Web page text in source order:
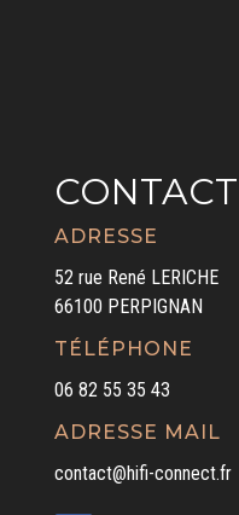
CONTACT
ADRESSE
52 rue René LERICHE
66100 PERPIGNAN
TÉLÉPHONE
06 82 55 35 43
ADRESSE MAIL
contact@hifi-connect.fr